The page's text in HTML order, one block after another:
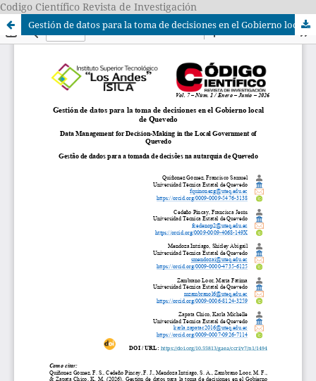
Codigo Científico Revista de Investigación
Gestión de datos para la toma de decisiones en el Gobierno local de Quevedo